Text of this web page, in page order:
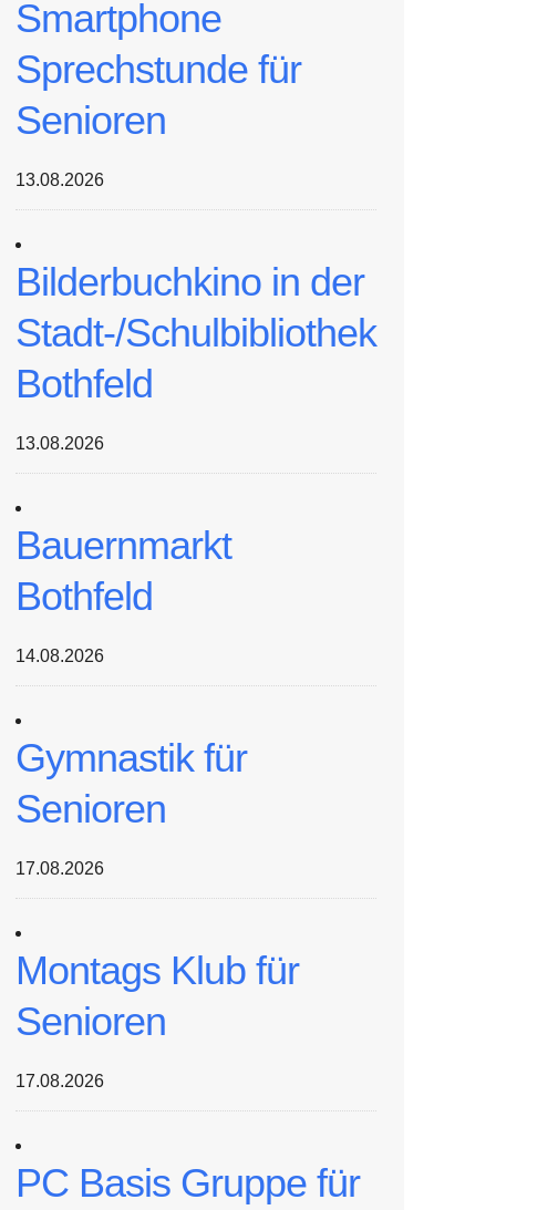
Smartphone
Sprechstunde für
Senioren
13.08.2026
Bilderbuchkino in der
Stadt-/Schulbibliothek
Bothfeld
13.08.2026
Bauernmarkt
Bothfeld
14.08.2026
Gymnastik für
Senioren
17.08.2026
Montags Klub für
Senioren
17.08.2026
PC Basis Gruppe für